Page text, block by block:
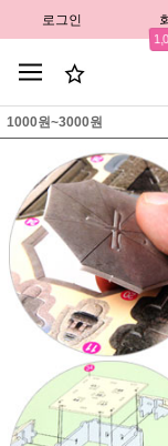
로그인
1000원~3000원